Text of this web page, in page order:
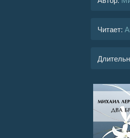
Читает: